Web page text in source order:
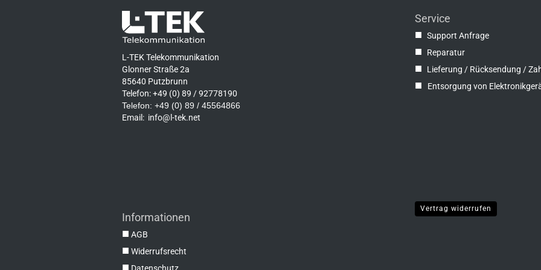
L-TEK Telekommunikation
Glonner Straße 2a
85640 Putzbrunn
Telefon: +49 (0) 89 / 92778190
Telefon: +49 (0) 89 / 45564866
Email: info@l-tek.net
Service
■ Support Anfrage
■ Reparatur
■ Lieferung / Rücksendung /
■ Entsorgung von
Informationen
■ AGB
■ Widerrufsrecht
■
Vertrag widerrufen